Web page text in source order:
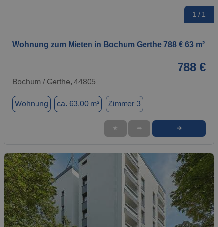
1 / 1
Wohnung zum Mieten in Bochum Gerthe 788 € 63 m²
788 €
Bochum / Gerthe, 44805
Wohnung ca. 63,00 m² Zimmer 3
★ ➦ ➜